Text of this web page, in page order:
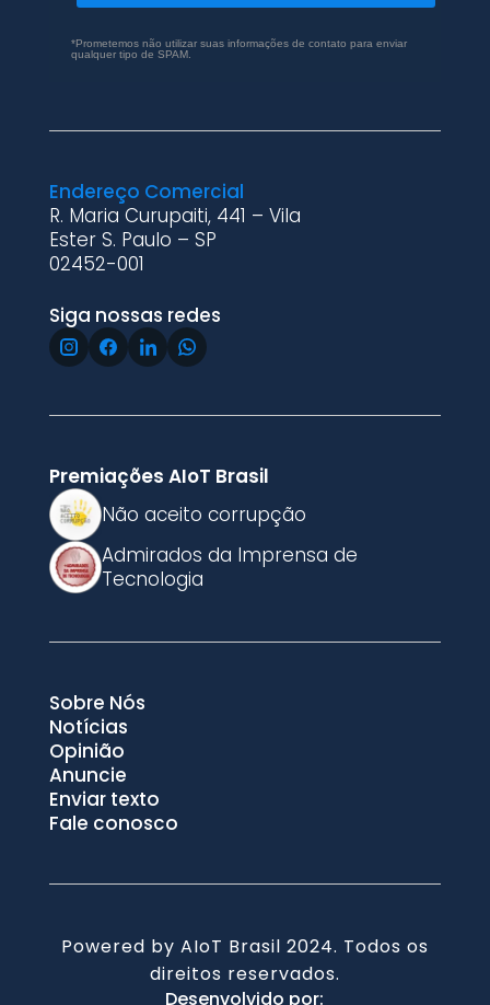
*Prometemos não utilizar suas informações de contato para enviar
qualquer tipo de SPAM.
Endereço Comercial
R. Maria Curupaiti, 441 – Vila
Ester S. Paulo – SP
02452-001
Siga nossas redes
Premiações AIoT Brasil
Não aceito corrupção
Admirados da Imprensa de
Tecnologia
Sobre Nós
Notícias
Opinião
Anuncie
Enviar texto
Fale conosco
Powered by AIoT Brasil 2024. Todos os
direitos reservados.
Desenvolvido por: